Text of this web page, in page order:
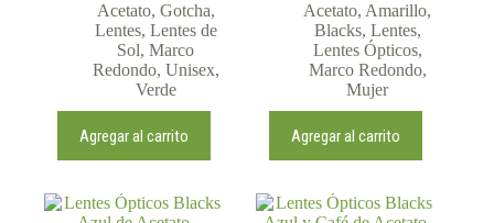
Acetato, Gotcha,
Lentes, Lentes de
Sol,Marco
Redondo, Unisex,
Verde
Agregar al carrito
Acetato, Amarillo,
Blacks, Lentes,
Lentes Ópticos,
Marco Redondo,
Mujer
Agregar al carrito